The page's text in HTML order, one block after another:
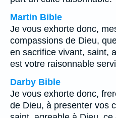
Martin Bible
Je vous exhorte donc,
compassions de Dieu,
en sacrifice vivant, saint,
est votre raisonnable
Darby Bible
Je vous exhorte donc,
de Dieu, à presenter vos